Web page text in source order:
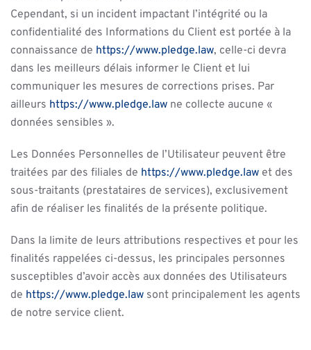
Cependant, si un incident impactant l’intégrité ou la
confidentialité des Informations du Client est portée à la
connaissance de https://www.pledge.law, celle-ci devra
dans les meilleurs délais informer le Client et lui
communiquer les mesures de corrections prises. Par
ailleurs https://www.pledge.law ne collecte aucune «
données sensibles ».
Les Données Personnelles de l’Utilisateur peuvent être
traitées par des filiales de https://www.pledge.law et des
sous-traitants (prestataires de services), exclusivement
afin de réaliser les finalités de la présente politique.
Dans la limite de leurs attributions respectives et pour les
finalités rappelées ci-dessus, les principales personnes
susceptibles d’avoir accès aux données des Utilisateurs
de https://www.pledge.law sont principalement les agents
de notre service client.